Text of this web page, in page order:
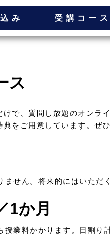
み 受講コー
ス
で、質問し放題のオンラ
をご用意しています。ぜ
せん。将来的にはいただ
か月
業料かかります。日割り